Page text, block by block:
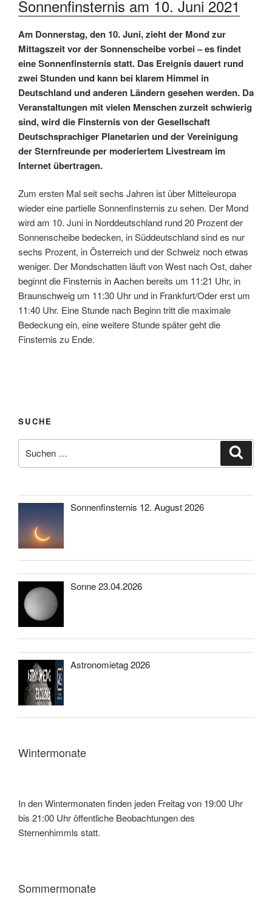
Sonnenfinsternis am 10. Juni 2021
Am Donnerstag, den 10. Juni, zieht der Mond zur
Mittagszeit vor der Sonnenscheibe vorbei – es findet
eine Sonnenfinsternis statt. Das Ereignis dauert rund
zwei Stunden und kann bei klarem Himmel in
Deutschland und anderen Ländern gesehen werden. Da
Veranstaltungen mit vielen Menschen zurzeit schwierig
sind, wird die Finsternis von der Gesellschaft
Deutschsprachiger Planetarien und der Vereinigung
der Sternfreunde per moderiertem Livestream im
Internet übertragen.
Zum ersten Mal seit sechs Jahren ist über Mitteleuropa
wieder eine partielle Sonnenfinsternis zu sehen. Der Mond
wird am 10. Juni in Norddeutschland rund 20 Prozent der
Sonnenscheibe bedecken, in Süddeutschland sind es nur
sechs Prozent, in Österreich und der Schweiz noch etwas
weniger. Der Mondschatten läuft von West nach Ost, daher
beginnt die Finsternis in Aachen bereits um 11:21 Uhr, in
Braunschweig um 11:30 Uhr und in Frankfurt/Oder erst um
11:40 Uhr. Eine Stunde nach Beginn tritt die maximale
Bedeckung ein, eine weitere Stunde später geht die
Finsternis zu Ende.
SUCHE
nach:
Sonnenfinsternis 12. August 2026
Sonne 23.04.2026
Astronomietag 2026
Wintermonate
In den Wintermonaten finden jeden Freitag von 19:00 Uhr
bis 21:00 Uhr öffentliche Beobachtungen des
Sternenhimmls statt.
Sommermonate